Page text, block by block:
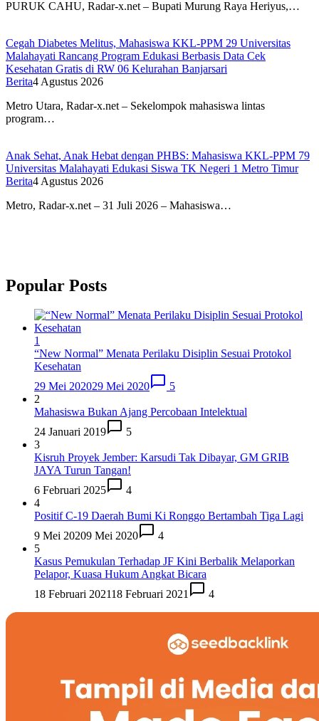
PURUK CAHU, Radar-x.net – Bupati Murung Raya Heriyus,…
Cegah Diabetes Melitus, Mahasiswa KKL-PPM 29 Universitas
Malahayati Rancang Program Edukasi Berbasis Data Cek
Kesehatan Gratis di RW 06 Kelurahan Banjarsari
Berita4 Agustus 2026
Metro Utara, Radar-x.net – Sekelompok mahasiswa lintas
program…
Anak Sehat, Anak Hebat dengan PHBS: Mahasiswa KKL-PPM 79
Universitas Malahayati Edukasi Siswa TK Negeri 1 Metro Timur
Berita4 Agustus 2026
Metro, Radar-x.net – 31 Juli 2026 – Mahasiswa…
Popular Posts
1
“New Normal” Menata Perilaku Disiplin Sesuai Protokol
Kesehatan
29 Mei 202029 Mei 2020
5
2
Mahasiswa Bukan Ajang Percobaan Intelektual
24 Januari 2019
5
3
Kisruh Proyek Jember: Karsudi Tak Dibayar, GM GRIB
JAYA Turun Tangan!
6 Februari 2025
4
4
Positif C-19 Daerah Bumi Ki Ronggo Bertambah Tiga Lagi
9 Mei 20209 Mei 2020
4
5
Kasus Pemukulan Terhadap JF Kini Berbalik Melaporkan
Pelapor, Kuasa Hukum Angkat Bicara
18 Februari 202118 Februari 2021 4